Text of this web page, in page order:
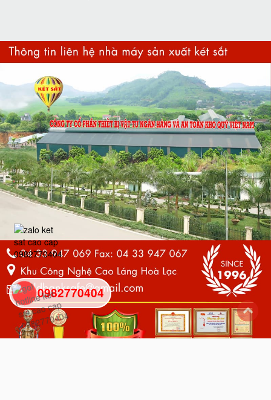
0982770404
back